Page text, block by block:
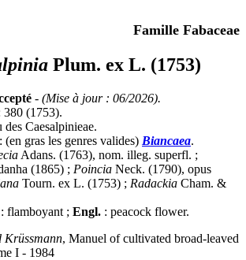
Famille Fabaceae
Plum. ex L. (1753)
- (Mise à jour : 06/2026).
380 (1753).
des Caesalpinieae.
: (en gras les genres valides) Biancaea.
Adans. (1763), nom. illeg. superfl. ;
(1865) ; Poincia Neck. (1790), opus
Tourn. ex L. (1753) ; Radackia Cham. &
: flamboyant ; Engl. : peacock flower.
Krüssmann, Manuel of cultivated broad-leaved
I - 1984